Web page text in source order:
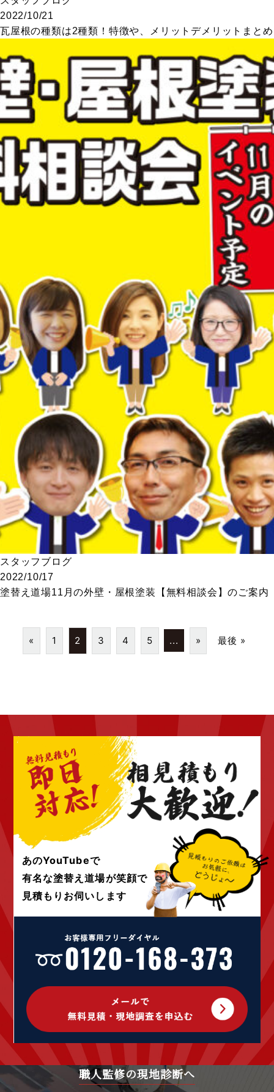
2022/10/21
瓦屋根の種類は2種類！特徴や、メリットデメリットまとめ
スタッフブログ
2022/10/17
塗替え道場11月の外壁・屋根塗装【無料相談会】のご案内
« 1 2 3 4 5 ... » 最後 »
あのYouTubeで
有名な塗替え道場が笑顔で
見積もりお伺いします
職人監修の現地診断へ